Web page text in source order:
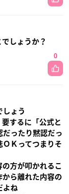
しょうか？
0
しょう
するに「公式と
ったり黙認だっ
Ｋってつまりそ
方が叩かれるこ
から離れた内容の
よね